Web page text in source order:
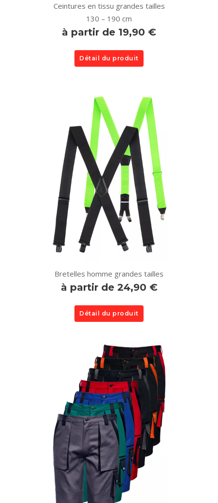
Ceintures en tissu grandes tailles
130 – 190 cm
à partir de 19,90 €
Détail du produit
Bretelles homme grandes tailles
à partir de 24,90 €
Détail du produit